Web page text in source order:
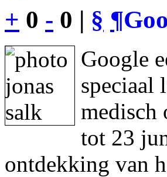
+ 0 - 0 | § ¶
Google
speciaal
medisch
tot 23
ontdekking van